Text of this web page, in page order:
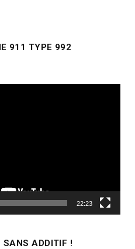
911 TYPE 992
22:23
SANS ADDITIF !